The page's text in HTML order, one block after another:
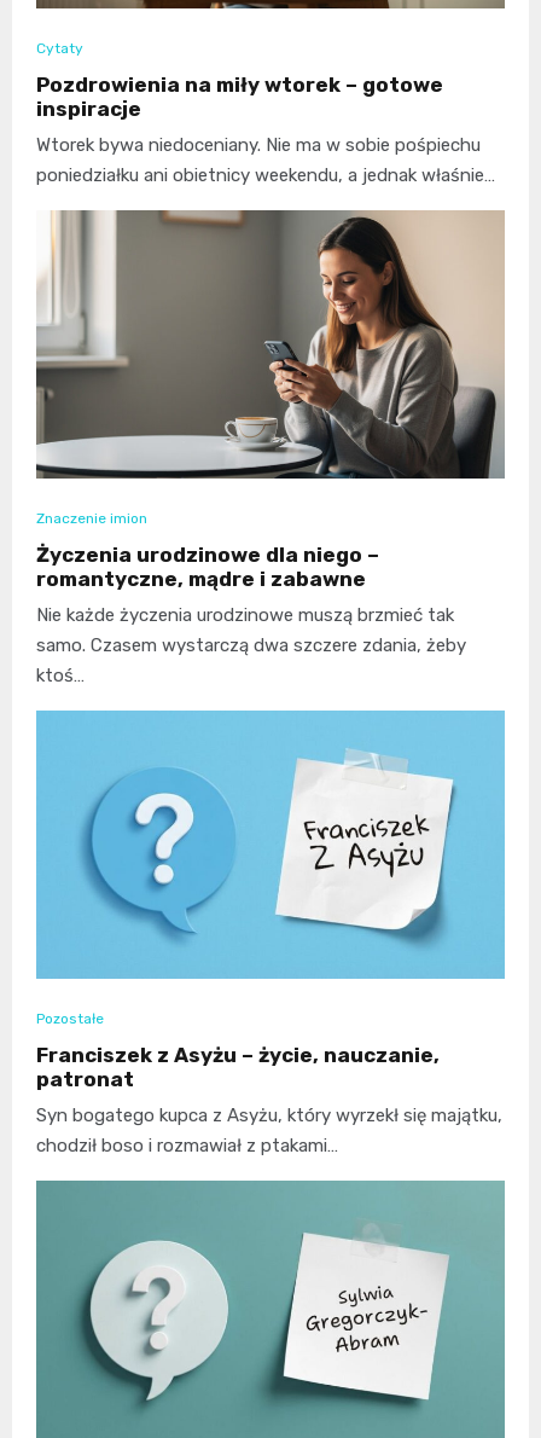
Cytaty
Pozdrowienia na miły wtorek – gotowe
inspiracje
Wtorek bywa niedoceniany. Nie ma w sobie pośpiechu
poniedziałku ani obietnicy weekendu, a jednak właśnie…
Znaczenie imion
Życzenia urodzinowe dla niego –
romantyczne, mądre i zabawne
Nie każde życzenia urodzinowe muszą brzmieć tak
samo. Czasem wystarczą dwa szczere zdania, żeby
ktoś…
Pozostałe
Franciszek z Asyżu – życie, nauczanie,
patronat
Syn bogatego kupca z Asyżu, który wyrzekł się majątku,
chodził boso i rozmawiał z ptakami…